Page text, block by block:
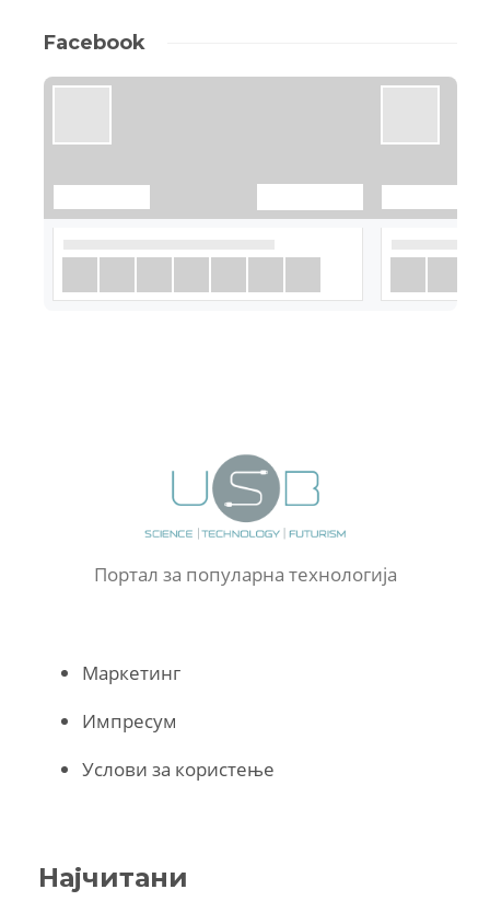
Facebook
Портал за популарна технологија
Маркетинг
Импресум
Услови за користење
Најчитани